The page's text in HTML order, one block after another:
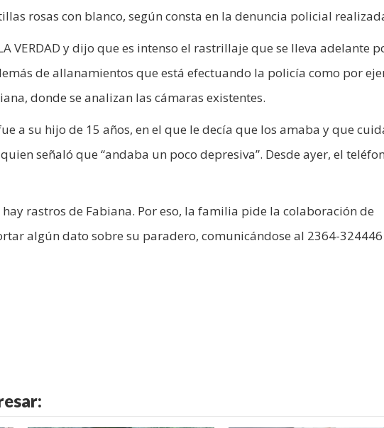
rosas con blanco, según consta en la denuncia policial
VERDAD y dijo que es intenso el rastrillaje que se lleva adelante
de allanamientos que está efectuando la policía como por
donde se analizan las cámaras existentes.
a su hijo de 15 años, en el que le decía que los amaba y que
señaló que “andaba un poco depresiva”. Desde ayer, el
hay rastros de Fabiana. Por eso, la familia pide la colaboración de
algún dato sobre su paradero, comunicándose al 2364-